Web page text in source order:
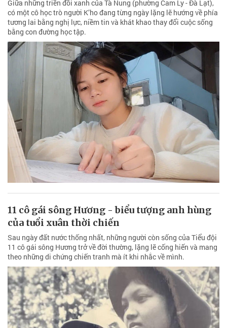
Giữa những triền đồi xanh của Tà Nung (phường Cam Ly - Đà Lạt),
có một cô học trò người K’ho đang từng ngày lặng lẽ hướng về phía
tương lai bằng nghị lực, niềm tin và khát khao thay đổi cuộc sống
bằng con đường học tập.
11 cô gái sông Hương - biểu tượng anh hùng
của tuổi xuân thời chiến
Sau ngày đất nước thống nhất, những người còn sống của Tiểu đội
11 cô gái sông Hương trở về đời thường, lặng lẽ cống hiến và mang
theo những di chứng chiến tranh mà ít khi nhắc về mình.